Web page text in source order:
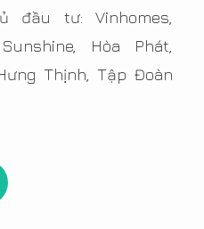
đầu tư: Vinhomes,
Hòa Phát,
Thịnh, Tập Đoàn